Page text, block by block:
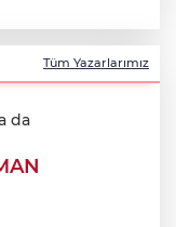
Tüm Yazarlarımız
da